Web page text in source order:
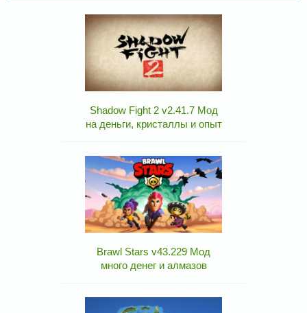
Shadow Fight 2 v2.41.7 Мод
на деньги, кристаллы и опыт
Brawl Stars v43.229 Мод
много денег и алмазов